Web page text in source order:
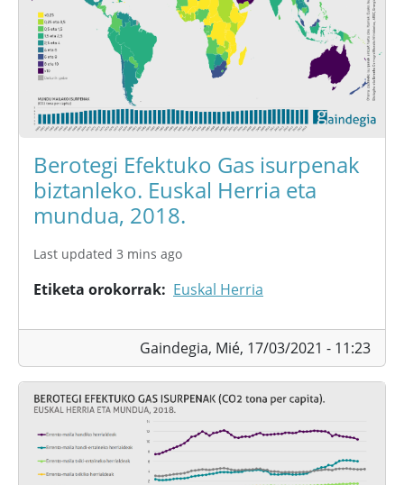
Berotegi Efektuko Gas isurpenak
biztanleko. Euskal Herria eta
mundua, 2018.
Last updated 3 mins ago
Etiketa orokorrak Euskal Herria
Gaindegia, Mié, 17/03/2021 - 11:23